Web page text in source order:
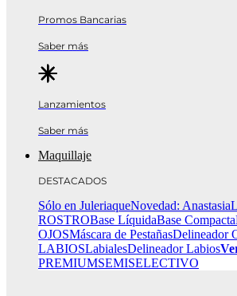
Promos Bancarias
Saber más
Lanzamientos
Saber más
Maquillaje
DESTACADOS
Sólo en JuleriaqueNovedad: Anastasia
ROSTROBase LíquidaBase Compacta
OJOSMáscara de PestañasDelineador
LABIOSLabialesDelineador Labios
PREMIUMSEMISELECTIVO